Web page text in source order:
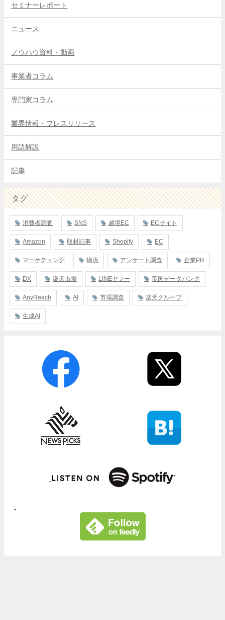
セミナーレポート
ニュース
ノウハウ資料・動画
事業者コラム
専門家コラム
業界情報・プレスリリース
用語解説
記事
タグ
消費者調査 SNS 越境EC ECサイト
Amazon 取材記事 Shopify EC
マーケティング 物流 アンケート調査 企業PR
DX 楽天市場 LINEヤフー 帝国データバンク
AnyReach AI 市場調査 楽天グループ
生成AI